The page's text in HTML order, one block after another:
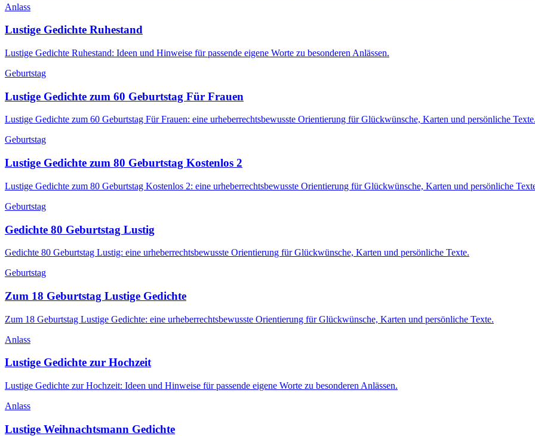
Anlass
Lustige Gedichte Ruhestand
Lustige Gedichte Ruhestand: Ideen und Hinweise für passende eigene Worte zu besonderen Anlässen.
Geburtstag
Lustige Gedichte zum 60 Geburtstag Für Frauen
Lustige Gedichte zum 60 Geburtstag Für Frauen: eine urheberrechtsbewusste Orientierung für Glückwünsche, Karten und persönliche Texte.
Geburtstag
Lustige Gedichte zum 80 Geburtstag Kostenlos 2
Lustige Gedichte zum 80 Geburtstag Kostenlos 2: eine urheberrechtsbewusste Orientierung für Glückwünsche, Karten und persönliche
Geburtstag
Gedichte 80 Geburtstag Lustig
Gedichte 80 Geburtstag Lustig: eine urheberrechtsbewusste Orientierung für Glückwünsche, Karten und persönliche Texte.
Geburtstag
Zum 18 Geburtstag Lustige Gedichte
Zum 18 Geburtstag Lustige Gedichte: eine urheberrechtsbewusste Orientierung für Glückwünsche, Karten und persönliche Texte.
Anlass
Lustige Gedichte zur Hochzeit
Lustige Gedichte zur Hochzeit: Ideen und Hinweise für passende eigene Worte zu besonderen Anlässen.
Anlass
Lustige Weihnachtsmann Gedichte